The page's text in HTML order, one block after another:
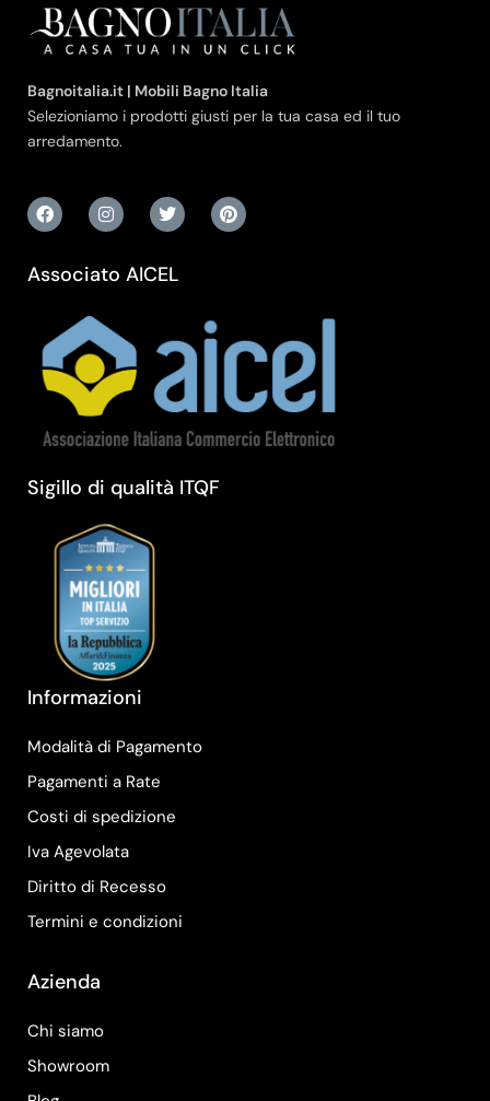
Bagnoitalia.it | Mobili Bagno Italia
Selezioniamo i prodotti giusti per la tua casa ed il tuo
arredamento.
Associato AICEL
Sigillo di qualità ITQF
Informazioni
Modalità di Pagamento
Pagamenti a Rate
Costi di spedizione
Iva Agevolata
Diritto di Recesso
Termini e condizioni
Azienda
Chi siamo
Showroom